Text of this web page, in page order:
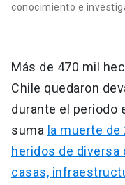
conocimiento e
Más de 470 mil
Chile quedaron
durante el periodo
suma la muerte
heridos de
casas,